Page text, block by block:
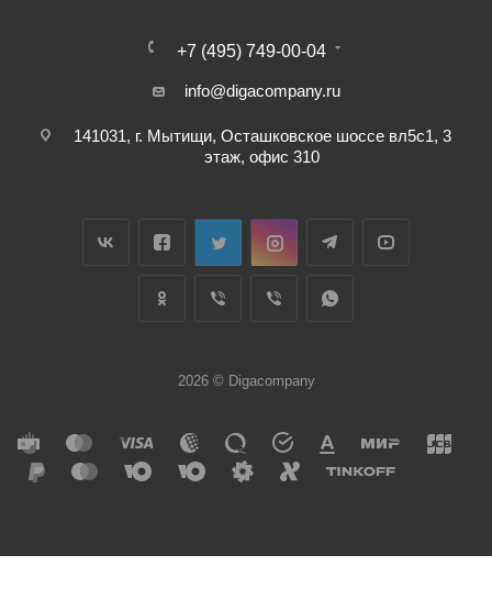
+7 (495) 749-00-04
info@digacompany.ru
141031, г. Мытищи, Осташковское шоссе вл5с1, 3
этаж, офис 310
2026 © Digacompany